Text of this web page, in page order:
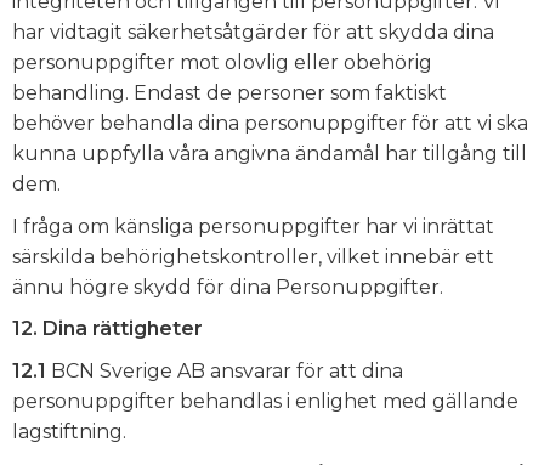
har vidtagit säkerhetsåtgärder för att skydda dina
personuppgifter mot olovlig eller obehörig
behandling. Endast de personer som faktiskt
behöver behandla dina personuppgifter för att vi ska
kunna uppfylla våra angivna ändamål har tillgång till
dem.
I fråga om känsliga personuppgifter har vi inrättat
särskilda behörighetskontroller, vilket innebär ett
ännu högre skydd för dina Personuppgifter.
12. Dina rättigheter
12.1 BCN Sverige AB ansvarar för att dina
personuppgifter behandlas i enlighet med gällande
lagstiftning.